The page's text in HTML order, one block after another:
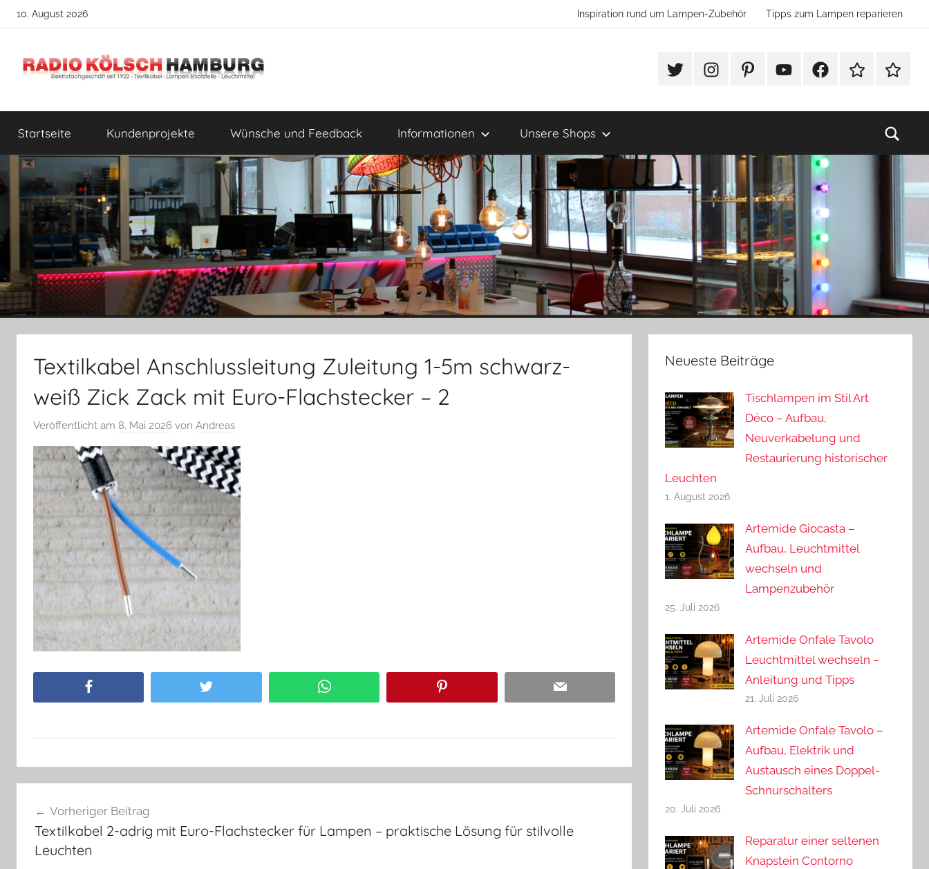
Zum10. August 2026 Inspiration rund um Lampen-Zubehör Tipps zum Lampen reparieren
Radio
Kölsch
Hamburg
Lampenbau
Tipps
#TwitterInstagramPinterestYouTubeFacebook
TikTok
Startseite Kundenprojekte Wünsche und Feedback Informationen Unsere Shops
Textilkabel Anschlussleitung Zuleitung 1-5m schwarz-
weiß Zick Zack mit Euro-Flachstecker – 2
Veröffentlicht am 8. Mai 2026 von Andreas
Twitter WhatsApp Email
Vorheriger Beitrag
Textilkabel 2-adrig mit Euro-Flachstecker für Lampen – praktische Lösung für stilvolle
Leuchten
Neueste Beiträge
Tischlampen im Stil Art
Déco – Aufbau,
Neuverkabelung und
Restaurierung historischer
Leuchten
1. August 2026
Artemide Giocasta –
Aufbau, Leuchtmittel
wechseln und
Lampenzubehör
25. Juli 2026
Artemide Onfale Tavolo
Leuchtmittel wechseln –
Anleitung und Tipps
21. Juli 2026
Artemide Onfale Tavolo –
Aufbau, Elektrik und
Austausch eines Doppel-
Schnurschalters
20. Juli 2026
Reparatur einer seltenen
Knapstein Contorno